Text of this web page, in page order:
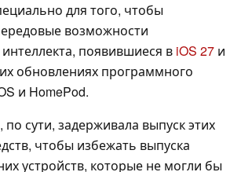
для того, чтобы
возможности
интеллекта, появившиеся в iOS 27 и
обновлениях программного
и HomePod.
сути, задерживала выпуск этих
чтобы избежать выпуска
устройств, которые не могли бы